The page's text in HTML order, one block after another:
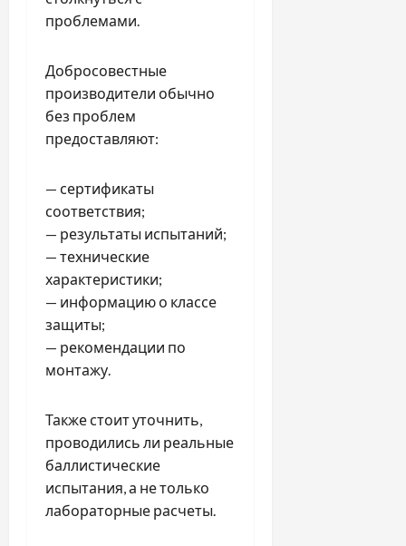
проблемами.
Добросовестные
производители обычно
без проблем
предоставляют:
— сертификаты
соответствия;
— результаты испытаний;
— технические
характеристики;
— информацию о классе
защиты;
— рекомендации по
монтажу.
Также стоит уточнить,
проводились ли реальные
баллистические
испытания, а не только
лабораторные расчеты.